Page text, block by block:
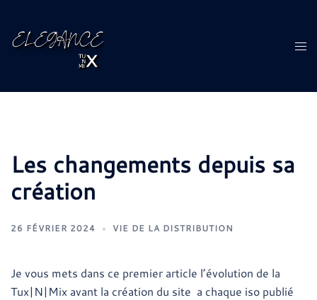
contenu
Les changements depuis sa
création
26 FÉVRIER 2024 VIE DE LA DISTRIBUTION
Je vous mets dans ce premier article l’évolution de la
Tux|N|Mix avant la création du site a chaque iso publié